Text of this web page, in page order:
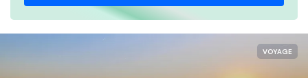
VOYAGE